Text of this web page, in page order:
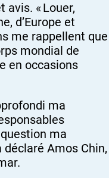
« Louer,
d’Europe et
me rappellent que
mondial de
en occasions
ma
ma
Amos Chin,